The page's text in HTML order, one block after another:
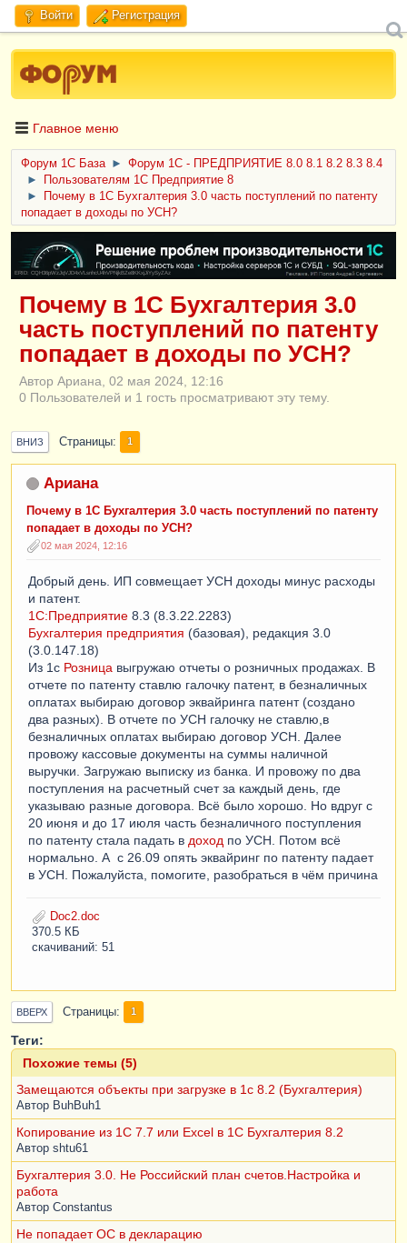
Войти Регистрация
Главное меню
Форум 1C База ►
Форум 1С - ПРЕДПРИЯТИЕ 8.0 8.1 8.2 8.3 8.4
►
Пользователям 1С Предприятие 8
►
Почему в 1С Бухгалтерия 3.0 часть поступлений по патенту
попадает в доходы по УСН?
ERID: CQH36pWzJqVJD4xVLsnhcU4hVPNjkBZe8KKxjJiYySyZAz
Почему в 1С Бухгалтерия 3.0
часть поступлений по патенту
попадает в доходы по УСН?
Автор Ариана, 02 мая 2024, 12:16
0 Пользователей и 1 гость просматривают эту тему.
ВНИЗ Страницы 1
Ариана
Почему в 1С Бухгалтерия 3.0 часть поступлений по патенту
попадает в доходы по УСН?
02 мая 2024, 12:16
Добрый день. ИП совмещает УСН доходы минус расходы
и патент.
1С:Предприятие 8.3 (8.3.22.2283)
Бухгалтерия предприятия (базовая), редакция 3.0
(3.0.147.18)
Из 1с Розница выгружаю отчеты о розничных продажах. В
отчете по патенту ставлю галочку патент, в безналичных
оплатах выбираю договор эквайринга патент (создано
два разных). В отчете по УСН галочку не ставлю,в
безналичных оплатах выбираю договор УСН. Далее
провожу кассовые документы на суммы наличной
выручки. Загружаю выписку из банка. И провожу по два
поступления на расчетный счет за каждый день, где
указываю разные договора. Всё было хорошо. Но вдруг с
20 июня и до 17 июля часть безналичного поступления
по патенту стала падать в доход по УСН. Потом всё
нормально. А с 26.09 опять эквайринг по патенту падает
в УСН. Пожалуйста, помогите, разобраться в чём причина
Doc2.doc
370.5 КБ
скачиваний: 51
ВВЕРХ Страницы 1
Теги:
Похожие темы (5)
Замещаются объекты при загрузке в 1с 8.2 (Бухгалтерия)
Автор BuhBuh1
Копирование из 1С 7.7 или Excel в 1С Бухгалтерия 8.2
Автор shtu61
Бухгалтерия 3.0. Не Российский план счетов.Настройка и
работа
Автор Constantus
Не попадает ОС в декларацию